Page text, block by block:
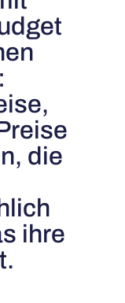
die
ihre